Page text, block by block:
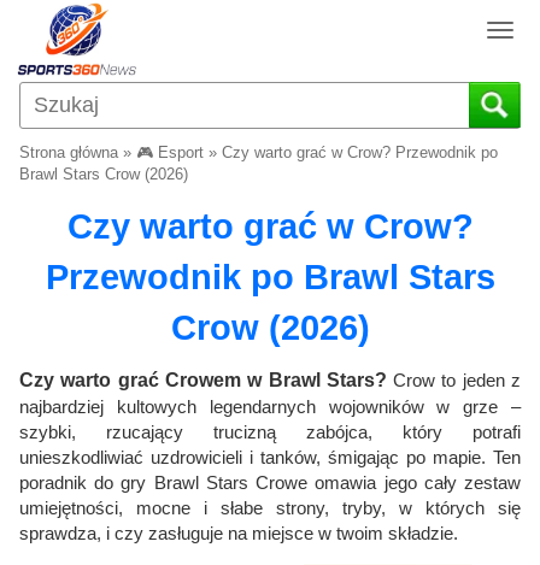
T
g
g
i
n
Strona główna» 🎮 Esport » Czy warto grać w Crow? Przewodnik po
Brawl Stars Crow (2026)
Czy warto grać w Crow?
Przewodnik po Brawl Stars
Crow (2026)
Czy warto grać Crowem w Brawl Stars? Crow to jeden z
najbardziej kultowych legendarnych wojowników w grze –
szybki, rzucający trucizną zabójca, który potrafi
unieszkodliwiać uzdrowicieli i tanków, śmigając po mapie. Ten
poradnik do gry Brawl Stars Crowe omawia jego cały zestaw
umiejętności, mocne i słabe strony, tryby, w których się
sprawdza, i czy zasługuje na miejsce w twoim składzie.